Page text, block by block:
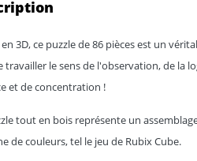
en 3D, ce puzzle de 86 pièces est un
travailler le sens de l'observation, de la
et de concentration !
tout en bois représente un
de couleurs, tel le jeu de Rubix Cube.